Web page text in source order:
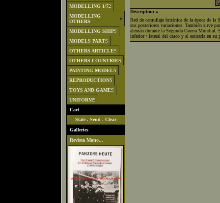
MODELLING 1/72
MODELLING
OTHERS
MODELLING SHIPS
MODELS PARTS
OTHERS ARTICLES
OTHERS COUNTRIES
PAINTING MODELS
REPRODUCTIONS
TOYS AND GAMES
UNIFORMS
Cart
State . Send . Clear
Galleries
Revista Mono...
Description »
Red de camuflaje británica de la época de
sus posteriores variaciones. También sirve
alemán durante la Segunda Guerra Mundial.
inferior / lateral del casco y al estirarla en su